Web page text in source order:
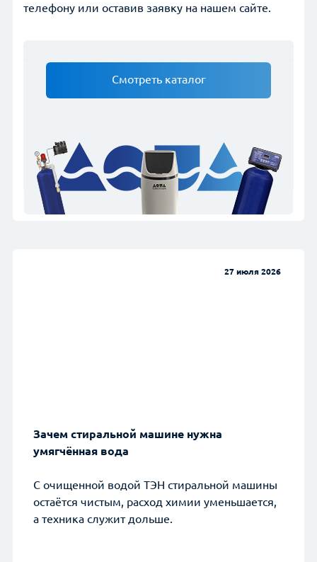
телефону или оставив заявку на нашем сайте.
Смотреть каталог
27 июля 2026
Зачем стиральной машине нужна
умягчённая вода
С очищенной водой ТЭН стиральной машины
остаётся чистым, расход химии уменьшается,
а техника служит дольше.